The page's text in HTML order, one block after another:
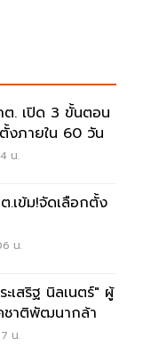
. เปิด 3 ขั้นตอน
งภายใน 60 วัน
น.
เข้ม!จัดเลือกตั้ง
น.
สริฐ นิลเนตร์" ผู้
ชาติพัฒนากล้า
น.